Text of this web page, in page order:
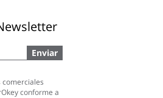
Enviar
conforme a